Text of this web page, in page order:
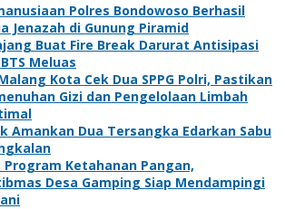
Polres Bondowoso Berhasil
Jenazah di Gunung Piramid
Buat Fire Break Darurat Antisipasi
Meluas
Kota Cek Dua SPPG Polri, Pastikan
Gizi dan Pengelolaan Limbah
Amankan Dua Tersangka Edarkan Sabu
Ketahanan Pangan,
Desa Gamping Siap Mendampingi